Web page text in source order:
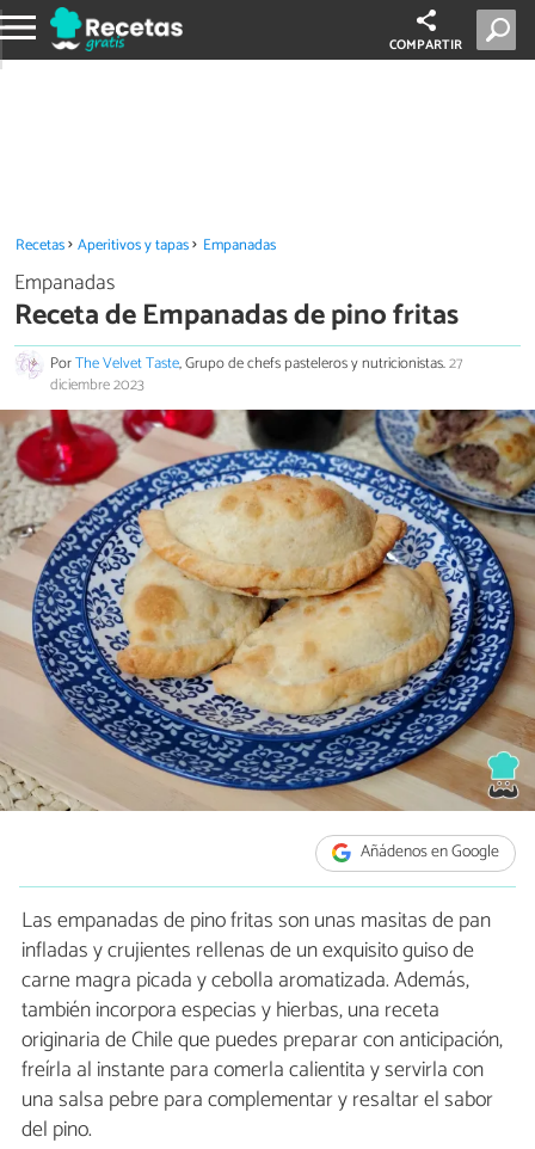
COMPARTIR
Recetas Aperitivos y tapas Empanadas
Empanadas
Receta de Empanadas de pino fritas
PorThe Velvet Taste, Grupo de chefs pasteleros y nutricionistas.27
diciembre 2023
Añádenos en Google
Las empanadas de pino fritas son unas masitas de pan
infladas y crujientes rellenas de un exquisito guiso de
carne magra picada y cebolla aromatizada. Además,
también incorpora especias y hierbas, una receta
originaria de Chile que puedes preparar con anticipación,
freírla al instante para comerla calientita y servirla con
una salsa pebre para complementar y resaltar el sabor
del pino.